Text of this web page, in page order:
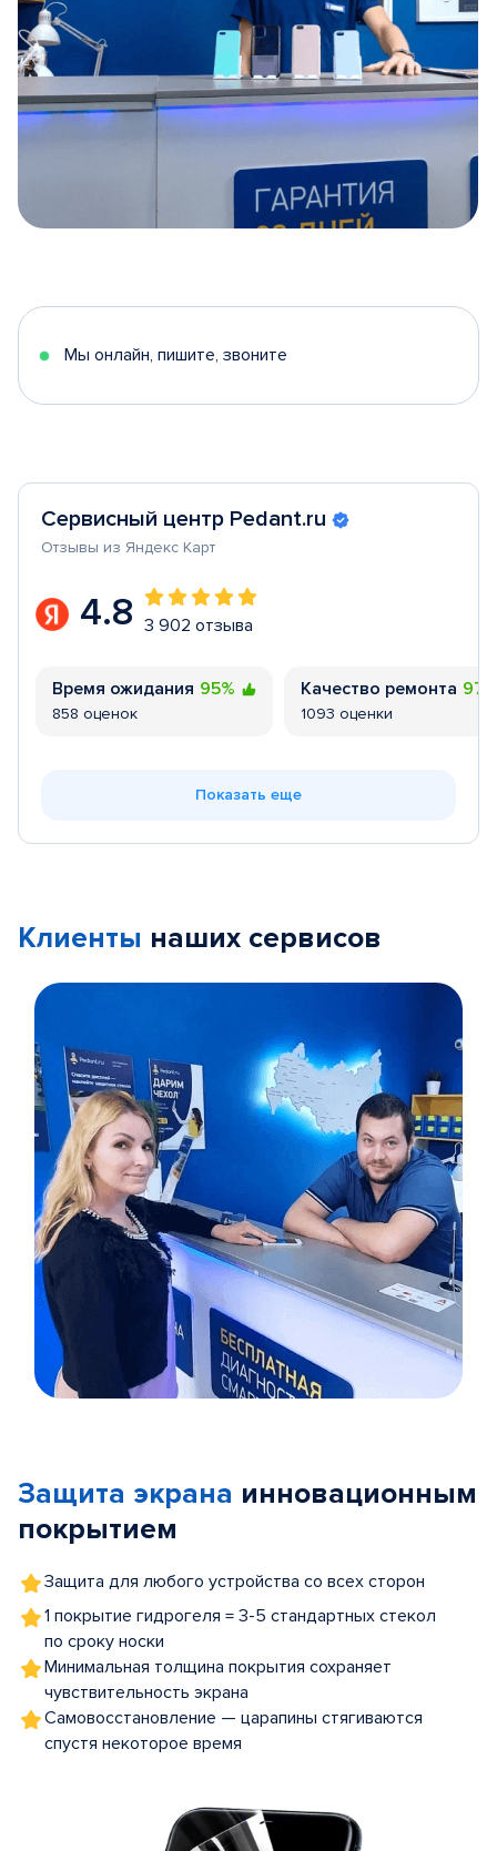
5
Мы онлайн, пишите, звоните
Сервисный центр Pedant.ru
Отзывы из Яндекс Карт
4.8 3 902 отзыва
Время ожидания 95%
858 оценок
Качество ремонта
1093 оценки
Показать еще
Клиенты наших сервисов
5
Защита экрана инновационным
покрытием
Защита для любого устройства со всех сторон
1 покрытие гидрогеля = 3-5 стандартных стекол
по сроку носки
Минимальная толщина покрытия сохраняет
чувствительность экрана
Самовосстановление — царапины стягиваются
спустя некоторое время